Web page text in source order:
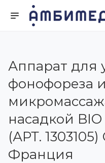
Аппарат для
фонофореза и
насадкой BIO
(АРТ.
Франция